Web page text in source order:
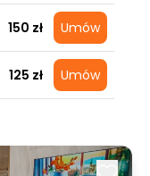
150 zł Umów
125 zł Umów